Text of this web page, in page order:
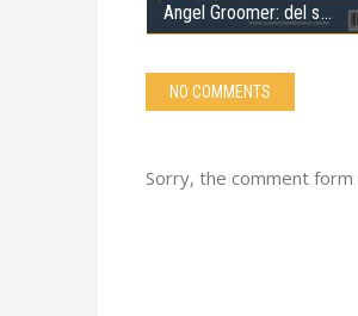
Angel Groomer: del s
NO COMMENTS
Sorry, the comment